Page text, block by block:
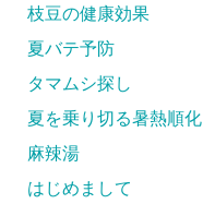
枝豆の健康効果
夏バテ予防
タマムシ探し
夏を乗り切る暑熱順化
麻辣湯
はじめまして